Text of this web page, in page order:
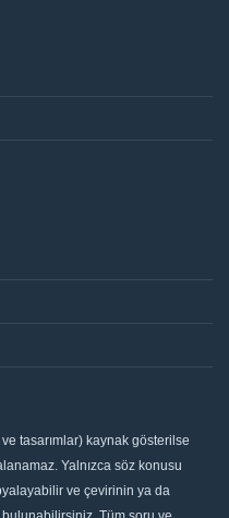
tasarımlar) kaynak gösterilse
Yalnızca söz konusu
ve çevirinin ya da